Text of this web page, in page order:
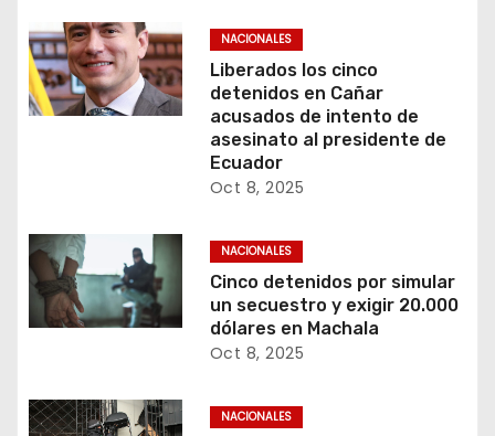
NACIONALES
Liberados los cinco
detenidos en Cañar
acusados de intento de
asesinato al presidente de
Ecuador
Oct 8, 2025
NACIONALES
Cinco detenidos por simular
un secuestro y exigir 20.000
dólares en Machala
Oct 8, 2025
NACIONALES